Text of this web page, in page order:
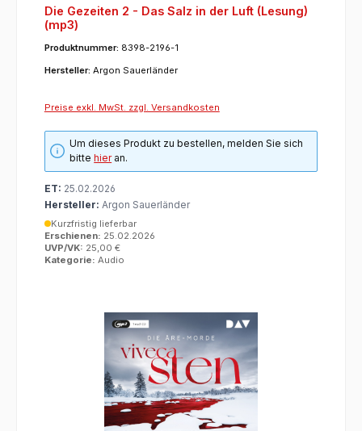
Die Gezeiten 2 - Das Salz in der Luft (Lesung)
(mp3)
Produktnummer: 8398-2196-1
Hersteller: Argon Sauerländer
Preise exkl. MwSt. zzgl. Versandkosten
Um dieses Produkt zu bestellen, melden Sie sich
bittehieran.
ET: 25.02.2026
Hersteller: Argon Sauerländer
Kurzfristig lieferbar
Erschienen: 25.02.2026
UVP/VK: 25,00 €
Kategorie: Audio